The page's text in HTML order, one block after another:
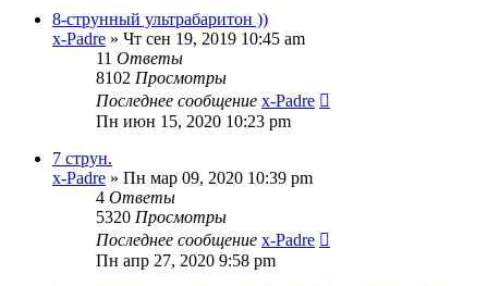
8-струнный ультрабаритон ))
x-Padre » Чт сен 19, 2019 10:45 am
11 Ответы
8102 Просмотры
Последнее сообщение x-Padre
Пн июн 15, 2020 10:23 pm
7 струн.
x-Padre » Пн мар 09, 2020 10:39 pm
4 Ответы
5320 Просмотры
Последнее сообщение x-Padre
Пн апр 27, 2020 9:58 pm